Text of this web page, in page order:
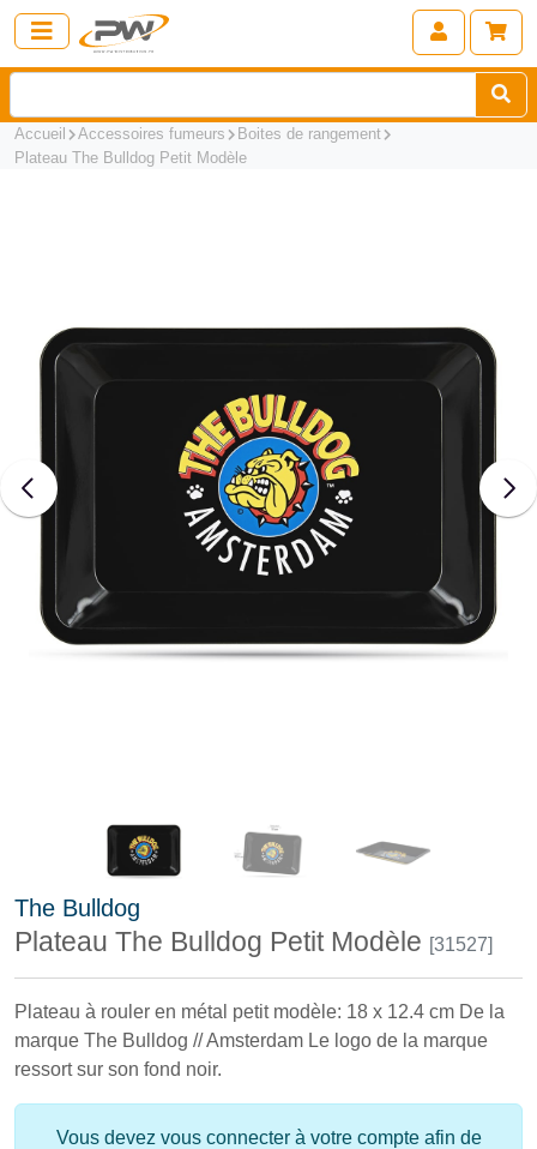
Accueil Accessoires fumeurs
Boites de rangement
Plateau The Bulldog Petit Modèle
The Bulldog
Plateau The Bulldog Petit Modèle [31527]
Plateau à rouler en métal petit modèle: 18 x 12.4 cm De la
marque The Bulldog // Amsterdam Le logo de la marque
ressort sur son fond noir.
Vous devez vous connecter à votre compte afin de